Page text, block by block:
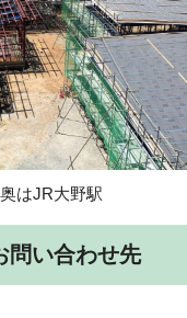
はJR大野駅
問い合わせ先